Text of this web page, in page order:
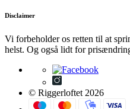
Disclaimer
Vi forbeholder os retten til at
helst. Og også lidt for
© Riggerloftet 2026